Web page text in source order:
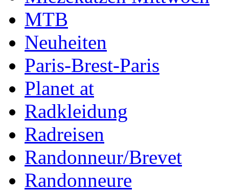
MTB
Neuheiten
Paris-Brest-Paris
Planet at
Radkleidung
Radreisen
Randonneur/Brevet
Randonneure